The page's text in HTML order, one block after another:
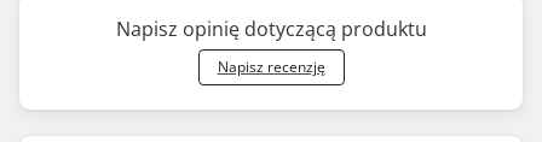
Napisz opinię dotyczącą produktu
Napisz recenzję